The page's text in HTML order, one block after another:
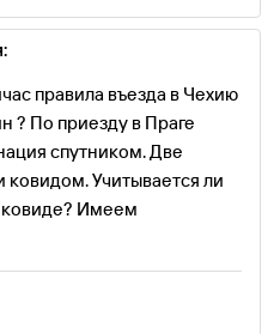
правила въезда в Чехию
? По приезду в Праге
спутником. Две
Учитывается ли
Имеем